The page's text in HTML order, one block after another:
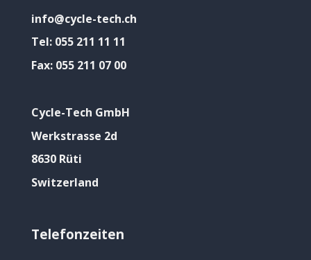
info@cycle-tech.ch
Tel: 055 211 11 11
Fax: 055 211 07 00
Cycle-Tech GmbH
Werkstrasse 2d
8630 Rüti
Switzerland
Telefonzeiten